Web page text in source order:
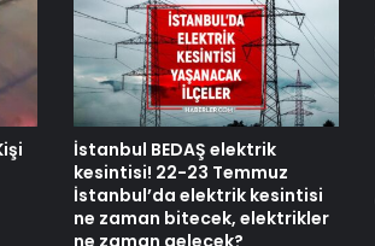
İstanbul BEDAŞ elektrik
kesintisi! 22-23 Temmuz
İstanbul’da elektrik kesintisi
ne zaman bitecek, elektrikler